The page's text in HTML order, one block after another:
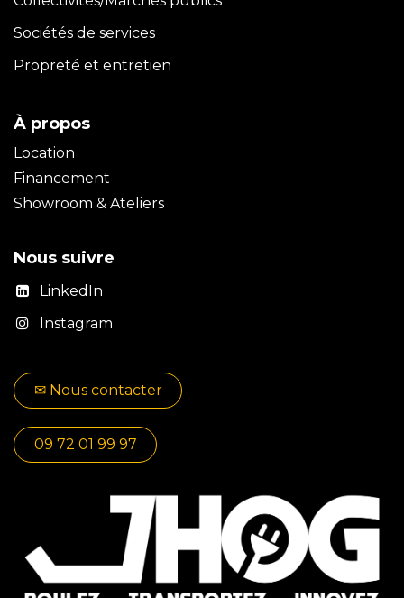
Sociétés de services
Propreté et entretien
À propos
Location
Financement
Showroom & Ateliers
Nous suivre
LinkedIn
Instagram
✉​​ No​​​​us contacter
09 72 01 99 97